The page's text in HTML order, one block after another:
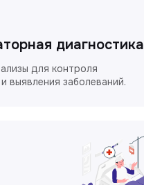
диагностика
для контроля
выявления заболеваний.